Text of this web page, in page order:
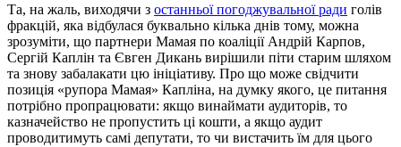
Та, на жаль, виходячи з останньої погоджувальної ради голів
фракцій, яка відбулася буквально кілька днів тому, можна
зрозуміти, що партнери Мамая по коаліції Андрій Карпов,
Сергій Каплін та Євген Дикань вирішили піти старим шляхом
та знову забалакати цю ініціативу. Про що може свідчити
позиція «рупора Мамая» Капліна, на думку якого, це питання
потрібно пропрацювати: якщо винаймати аудиторів, то
казначейство не пропустить ці кошти, а якщо аудит
проводитимуть самі депутати, то чи вистачить їм для цього